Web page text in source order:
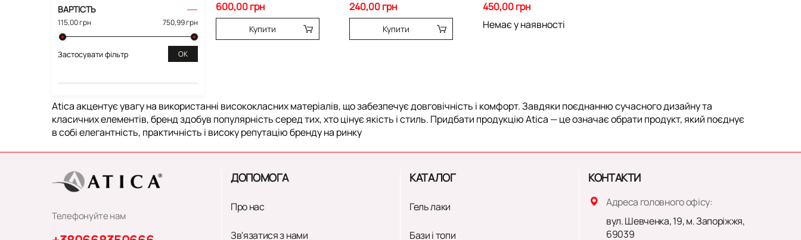
600,00 грн
Купити
240,00 грн
Купити
450,00 грн
Немає у наявності
ВАРТІСТЬ
115,00 грн 750,99 грн
Застосувати фільтр ОК
Atica акцентує увагу на використанні висококласних матеріалів, що забезпечує довговічність і комфорт. Завдяки поєднанню сучасного дизайну та
класичних елементів, бренд здобув популярність серед тих, хто цінує якість і стиль. Придбати продукцію Atica — це означає обрати продукт, який поєднує
в собі елегантність, практичність і високу репутацію бренду на ринку
Телефонуйте нам
ДОПОМОГА
Про нас
Зв'язатися з нами
КАТАЛОГ
Гель лаки
Бази і топи
КОНТАКТИ
Адреса головного офісу:
вул. Шевченка, 19, м. Запоріжжя,
69039